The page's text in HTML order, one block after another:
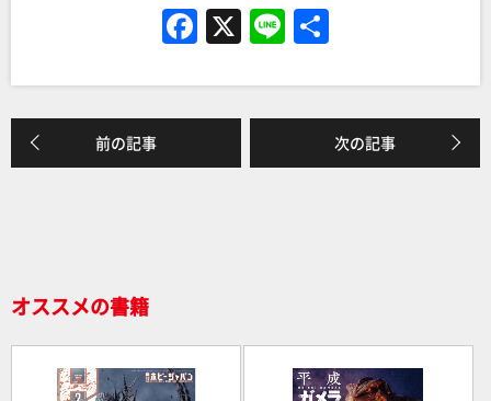
F
c
e
b
X Li
e
前の記事 次の記事
オススメの書籍